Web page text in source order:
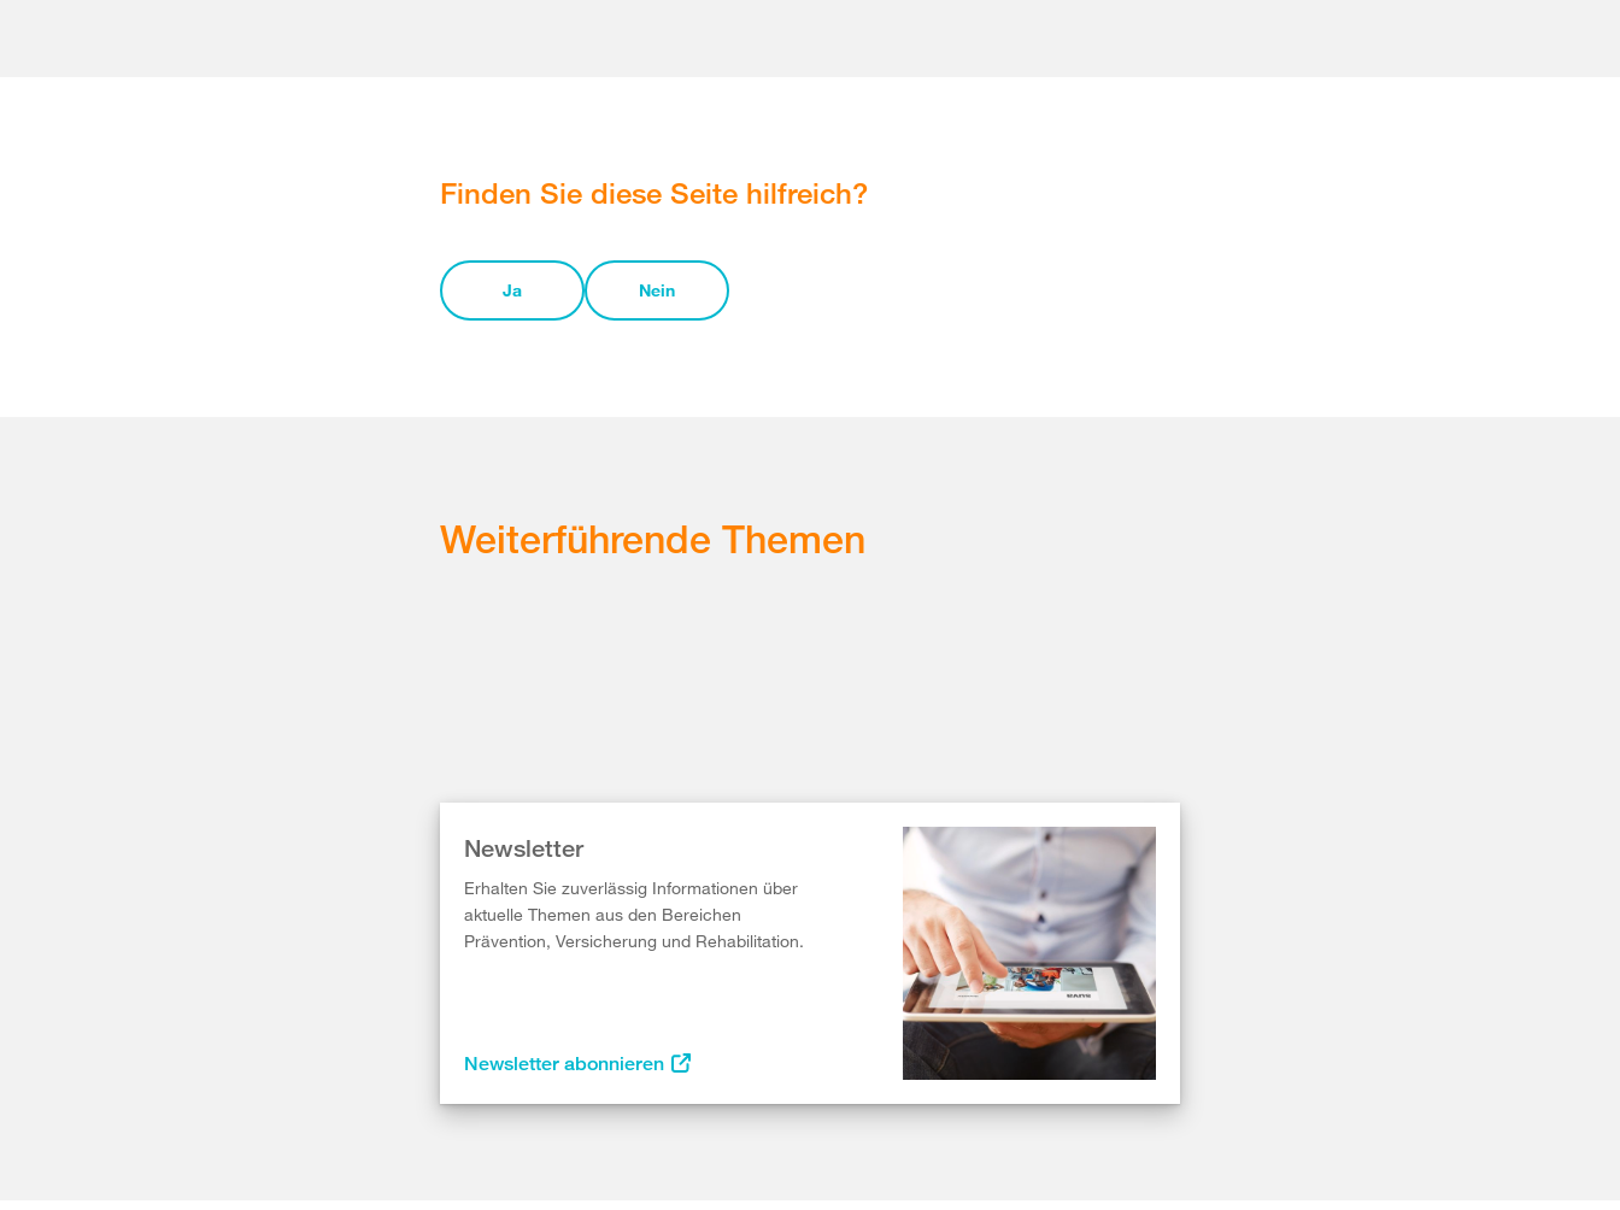
Finden Sie diese Seite hilfreich?
Ja Nein
Weiterführende Themen
Newsletter
Erhalten Sie zuverlässig Informationen über
aktuelle Themen aus den Bereichen
Prävention, Versicherung und Rehabilitation.
Newsletter abonnieren